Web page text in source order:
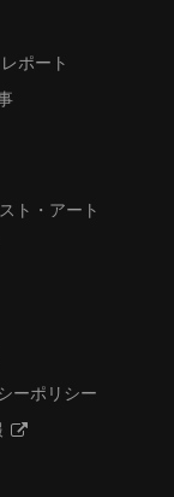
レポート
ト・アート
ーポリシー